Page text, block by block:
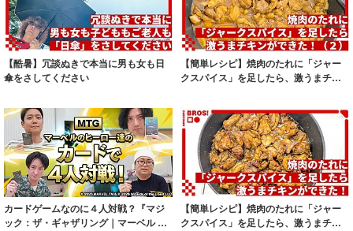
【酷暑】冗談ぬきで本当に男も女も日
傘をさしてください
【簡単レシピ】焼肉のたれに「ジャー
クスパイス」を足したら、激うまチキ
カードゲームなのに４人対戦？『マジ
ック：ザ・ギャザリング｜マーベル ス
【簡単レシピ】焼肉のたれに「ジャー
クスパイス」を足したら、激うまチキ